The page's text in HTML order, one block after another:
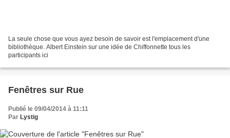
La seule chose que vous ayez besoin de savoir est l'emplacement d'une
bibliothèque. Albert Einstein sur une idée de Chiffonnette tous les
participants ici
Fenêtres sur Rue
Publié le 09/04/2014 à 11:11
Par Lystig